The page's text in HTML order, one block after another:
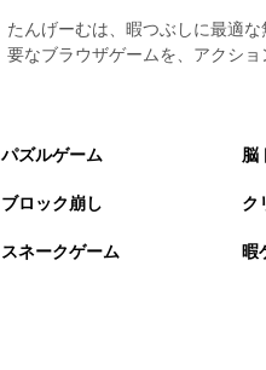
たんげーむは、暇つぶしに最適
要なブラウザゲームを、アクシ
パズルゲーム 脳
ブロック崩し ク
スネークゲーム 暇